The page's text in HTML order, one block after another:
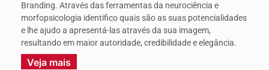
Branding. Através das ferramentas da neurociência e
morfopsicologia identifico quais são as suas potencialidades
e lhe ajudo a apresentá-las através da sua imagem,
resultando em maior autoridade, credibilidade e elegância.
Veja mais